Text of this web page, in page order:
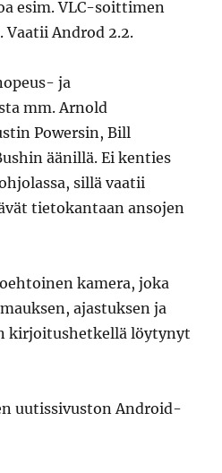
esim. VLC-soittimen
Vaatii Androd 2.2.
ja
mm. Arnold
Powersin, Bill
äänillä. Ei kenties
sillä vaatii
tietokantaan ansojen
kamera, joka
ajastuksen ja
kirjoitushetkellä löytynyt
uutissivuston Android-